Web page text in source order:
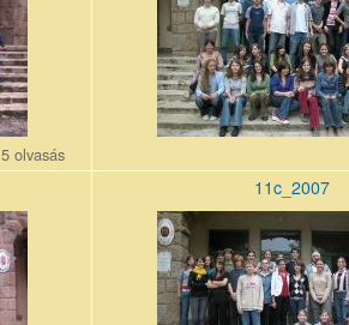
5 olvasás
11c_2007
11c_200710_0.jpg